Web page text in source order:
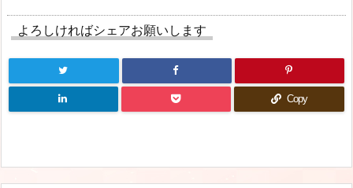
よろしければシェアお願いします
Copy